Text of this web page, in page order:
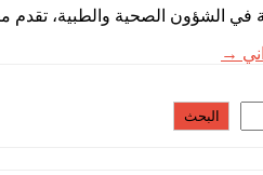
في الشؤون الصحية والطبية،
البحث